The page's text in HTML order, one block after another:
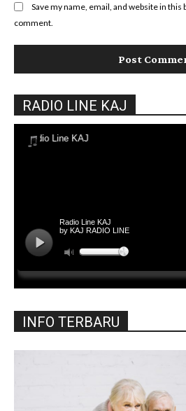
Save my name, email, and website in
comment.
RADIO LINE KAJ
INFO TERBARU